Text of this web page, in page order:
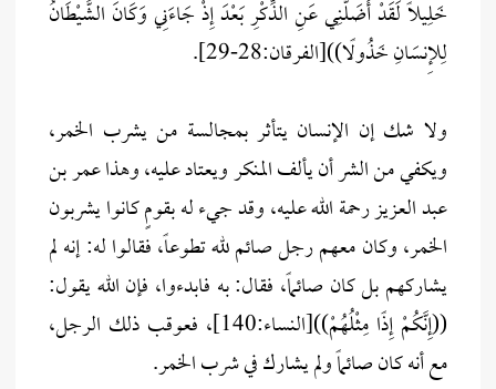
خَلِيلًا لَقَدْ أَضَلَّنِي عَنِ الذِّكْرِ بَعْدَ إِذْ جَاءَنِي وَكَانَ الشَّيْطَانُ
لِلإِنسَانِ خَذُولًا))[الفرقان:28-29].
ولا شك إن الإنسان يتأثر بمجالسة من يشرب الخمر،
ويكفي من الشر أن يألف المنكر ويعتاد عليه، وهذا عمر بن
عبد العزيز رحمة الله عليه، وقد جيء له بقومٍ كانوا يشربون
الخمر، وكان معهم رجل صائم لله تطوعاً، فقالوا له: إنه لم
يشاركهم بل كان صائماً، فقال: به فابدءوا، فإن الله يقول:
((إِنَّكُمْ إِذًا مِثْلُهُمْ))[النساء:140]، فعوقب ذلك الرجل،
مع أنه كان صائماً ولم يشارك في شرب الخمر.